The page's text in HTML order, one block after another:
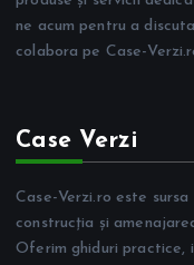
ne acum pentru a
colabora pe Case-
Case Verzi
Case-Verzi.ro este
construcția și
Oferim ghiduri practice,